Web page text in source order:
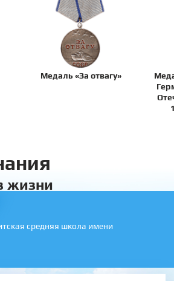
Медаль «За отвагу»
жизни
средняя школа имени